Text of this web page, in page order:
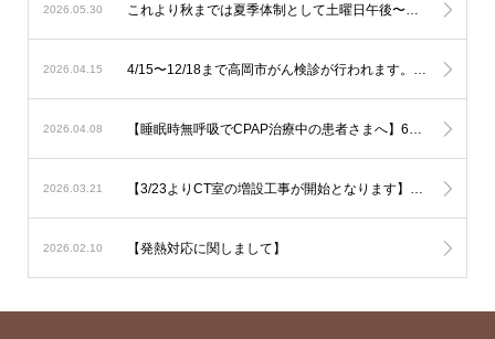
2026.05.30 これより秋までは夏季体制として土曜日午後〜日曜は少人数での運用となります。診察状況により診療の遅延を生じる可能性も考慮されますが対応人数は維持する必要がありますので発熱への検査は流行状況をもとに当日判断が必要なものに限定した対応とさせて頂きます。
2026.04.15
2026.04.08
2026.03.21
2026.02.10 【発熱対応に関しまして】